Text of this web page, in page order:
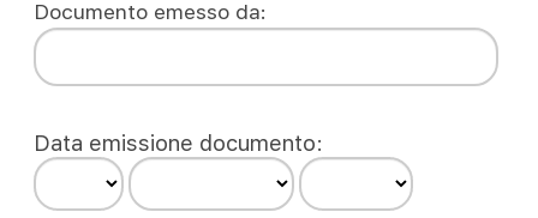
Documento emesso da:
Data emissione documento: